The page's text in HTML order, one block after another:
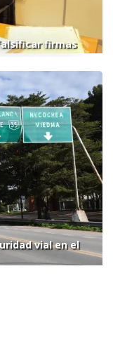
firmas
vial en el